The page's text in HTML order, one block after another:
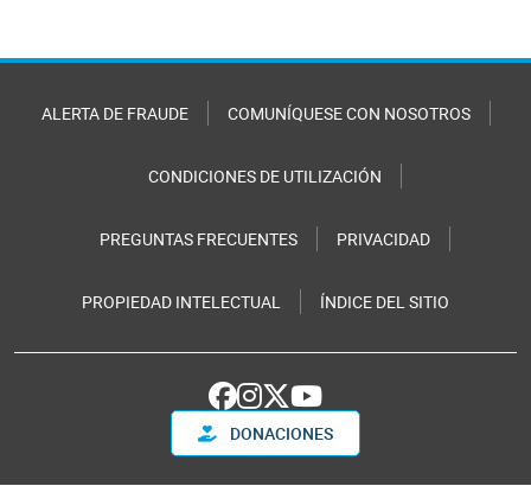
ALERTA DE FRAUDE COMUNÍQUESE CON NOSOTROS
CONDICIONES DE UTILIZACIÓN
PREGUNTAS FRECUENTES PRIVACIDAD
PROPIEDAD INTELECTUAL ÍNDICE DEL SITIO
DONACIONES